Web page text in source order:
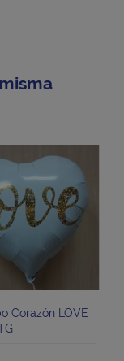
Corazón LOVE